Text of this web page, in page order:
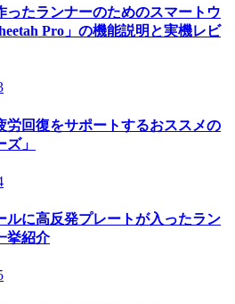
ったランナーのためのスマートウ
Pro」の機能説明と実機レビ
労回復をサポートするおススメの
」
ルに高反発プレートが入ったラン
挙紹介